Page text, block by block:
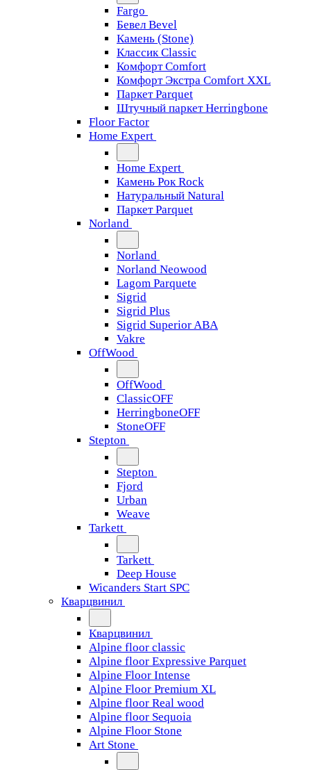
Fargo
Бевел Bevel
Камень (Stone)
Классик Classic
Комфорт Comfort
Комфорт Экстра Comfort XXL
Паркет Parquet
Штучный паркет Herringbone
Floor Factor
Home Expert
Home Expert
Камень Рок Rock
Натуральный Natural
Паркет Parquet
Norland
Norland
Norland Neowood
Lagom Parquete
Sigrid
Sigrid Plus
Sigrid Superior ABA
Vakre
OffWood
OffWood
ClassicOFF
HerringboneOFF
StoneOFF
Stepton
Stepton
Fjord
Urban
Weave
Tarkett
Tarkett
Deep House
Wicanders Start SPC
Кварцвинил
Кварцвинил
Alpine floor classic
Alpine floor Expressive Parquet
Alpine Floor Intense
Alpine Floor Premium XL
Alpine floor Real wood
Alpine floor Sequoia
Alpine Floor Stone
Art Stone